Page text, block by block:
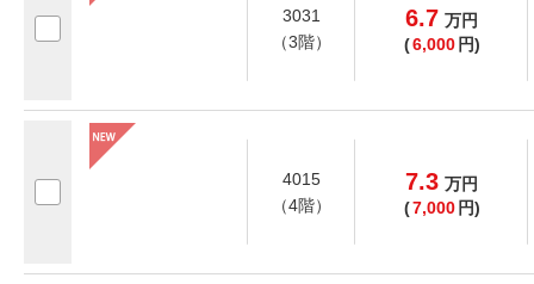
3031
（3階）
6.7 万円
(6,000 円)
4015
（4階）
7.3 万円
(7,000 円)